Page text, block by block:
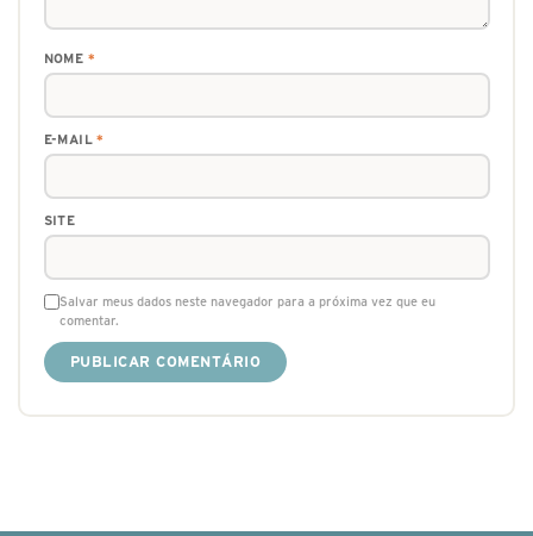
NOME *
E-MAIL*
SITE
Salvar meus dados neste navegador para a próxima vez que eu
comentar.